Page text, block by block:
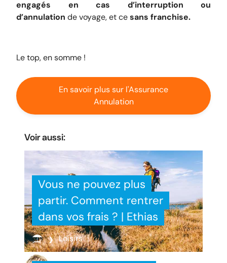
engagés en cas d’interruption ou
d’annulation de voyage, et cesans franchise.
Le top, en somme !
En savoir plus sur l'Assurance
Annulation
Voir aussi:
Vous ne pouvez plus
partir. Comment rentrer
dans vos frais ? | Ethias
Loisirs